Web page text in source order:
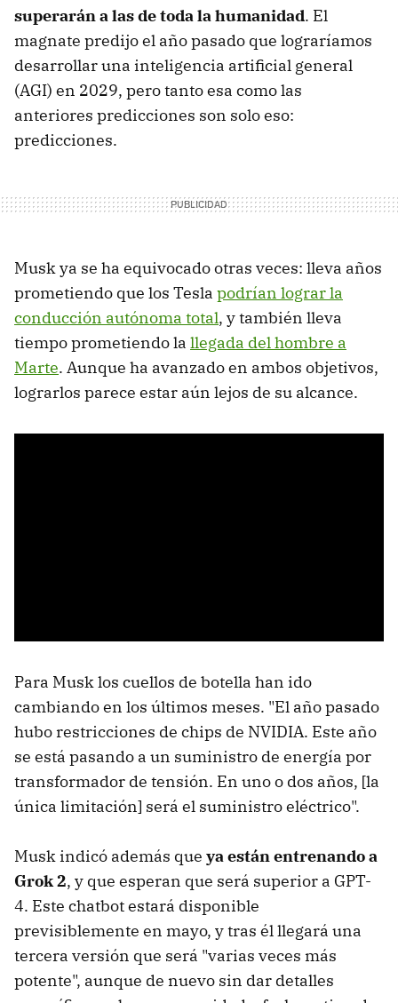
superarán a las de toda la humanidad. El
magnate predijo el año pasado que lograríamos
desarrollar una inteligencia artificial general
(AGI) en 2029, pero tanto esa como las
anteriores predicciones son solo eso:
predicciones.
Musk ya se ha equivocado otras veces: lleva años
prometiendo que los Tesla podrían lograr la
conducción autónoma total, y también lleva
tiempo prometiendo la llegada del hombre a
Marte. Aunque ha avanzado en ambos objetivos,
lograrlos parece estar aún lejos de su alcance.
Para Musk los cuellos de botella han ido
cambiando en los últimos meses. "El año pasado
hubo restricciones de chips de NVIDIA. Este año
se está pasando a un suministro de energía por
transformador de tensión. En uno o dos años, [la
única limitación] será el suministro eléctrico".
Musk indicó además que ya están entrenando a
Grok 2, y que esperan que será superior a GPT-
4. Este chatbot estará disponible
previsiblemente en mayo, y tras él llegará una
tercera versión que será "varias veces más
potente", aunque de nuevo sin dar detalles